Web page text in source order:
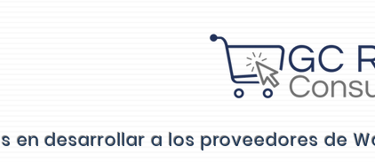
en desarrollar a los proveedores de